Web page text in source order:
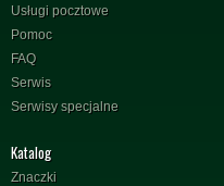
Usługi pocztowe
Pomoc
FAQ
Serwis
Serwisy specjalne
Katalog
Znaczki